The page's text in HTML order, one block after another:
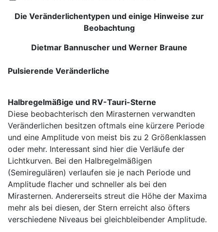
Die Veränderlichentypen und einige Hinweise zur
Beobachtung
Dietmar Bannuscher und Werner Braune
Pulsierende Veränderliche
Halbregelmäßige und RV-Tauri-Sterne
Diese beobachterisch den Mirasternen verwandten
Veränderlichen besitzen oftmals eine kürzere Periode
und eine Amplitude von meist bis zu 2 Größenklassen
oder mehr. Interessant sind hier die Verläufe der
Lichtkurven. Bei den Halbregelmäßigen
(Semiregulären) verlaufen sie je nach Periode und
Amplitude flacher und schneller als bei den
Mirasternen. Andererseits streut die Höhe der Maxima
mehr als bei diesen, der Stern erreicht also öfters
verschiedene Niveaus bei gleichbleibender Amplitude.